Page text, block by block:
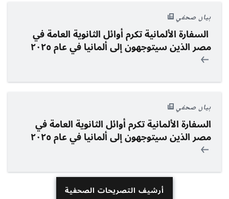
بيان صحفي
السفارة الألمانية تكرم أوائل الثانوية العامة في
مصر الذين سيتوجهون إلى ألمانيا في عام ٢٠٢٥
بيان صحفي
السفارة الألمانية تكرمأوائلالثانوية العامة في
مصر الذين سيتوجهون إلى ألمانيا في عام ٢٠٢٥
أرشيف التصريحات الصحفية